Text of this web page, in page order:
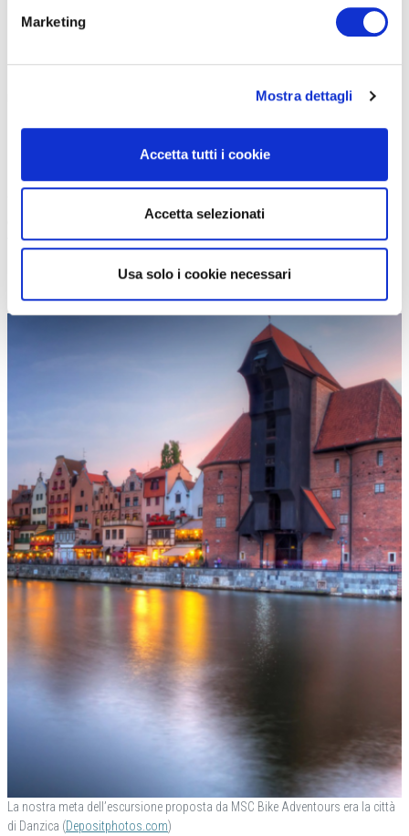
Marketing
Mostra dettagli
Accetta tutti i cookie
Accetta selezionati
Usa solo i cookie necessari
La sensazione che ci arriva fin dalle prime pedalate è che le
infrastrutture devono sposare un senso di efficienza e benessere
. Le biciclette che incrociamo lungo
Da Gdynia arriviamo a Sopot, per una breve tappa, prima di ripartire
compongono l’agglomerato della Tripla Città, nel quale vivono
750.000 persone, di fatto si tratta di un sistema unico nel quale ci
si trova a muoversi da una città all’altra con una costante
La nostra meta dell’escursione proposta da MSC Bike Adventours era la città
di Danzica (Depositphotos.com)